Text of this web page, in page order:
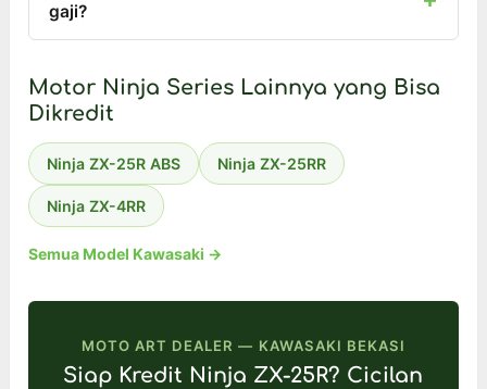
gaji?
Motor Ninja Series Lainnya yang Bisa
Dikredit
Ninja ZX-25R ABS Ninja ZX-25RR
Ninja ZX-4RR
Semua Model Kawasaki →
MOTO ART DEALER — KAWASAKI BEKASI
Siap Kredit Ninja ZX-25R? Cicilan